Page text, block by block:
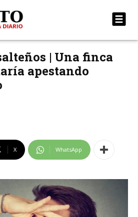
| Una finca
apestando
X WhatsApp